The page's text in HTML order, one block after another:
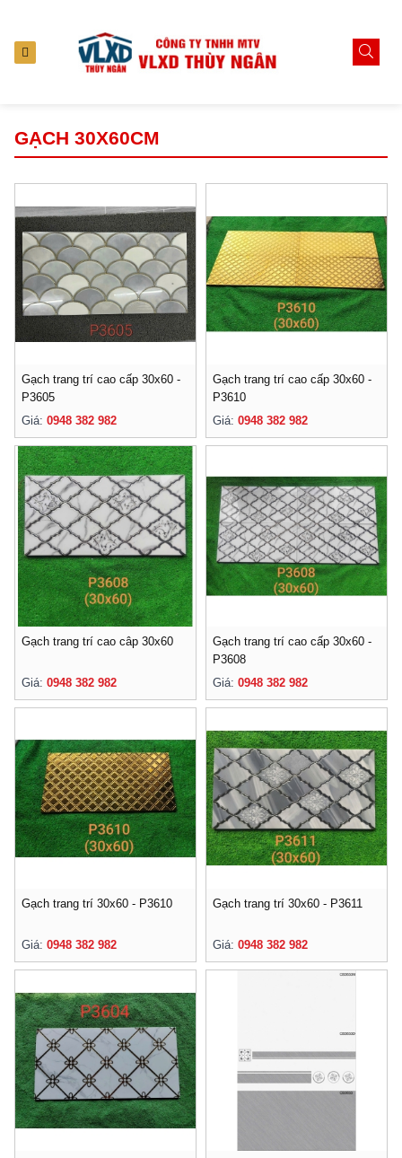
GẠCH 30X60CM
Gạch trang trí cao cấp 30x60 -
P3605
Giá: 0948 382 982
Gạch trang trí cao cấp 30x60 -
P3610
Giá: 0948 382 982
Gạch trang trí cao câp 30x60
Giá: 0948 382 982
Gạch trang trí cao cấp 30x60 -
P3608
Giá: 0948 382 982
Gạch trang trí 30x60 - P3610
Giá: 0948 382 982
Gạch trang trí 30x60 - P3611
Giá: 0948 382 982